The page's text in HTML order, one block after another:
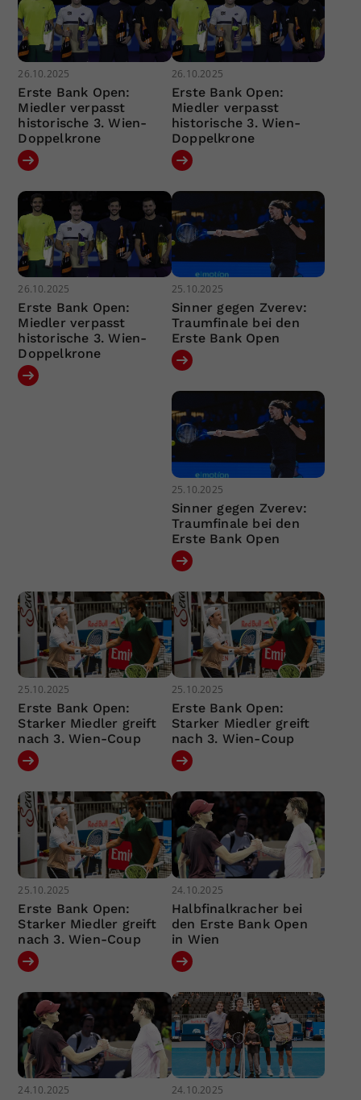
26.10.2025
Erste Bank Open:
Miedler verpasst
historische 3. Wien-
Doppelkrone
26.10.2025
Erste Bank Open:
Miedler verpasst
historische 3. Wien-
Doppelkrone
26.10.2025
Erste Bank Open:
Miedler verpasst
historische 3. Wien-
Doppelkrone
25.10.2025
Sinner gegen Zverev:
Traumfinale bei den
Erste Bank Open
25.10.2025
Sinner gegen Zverev:
Traumfinale bei den
Erste Bank Open
25.10.2025
Erste Bank Open:
Starker Miedler greift
nach 3. Wien-Coup
25.10.2025
Erste Bank Open:
Starker Miedler greift
nach 3. Wien-Coup
25.10.2025
Erste Bank Open:
Starker Miedler greift
nach 3. Wien-Coup
24.10.2025
Halbfinalkracher bei
den Erste Bank Open
in Wien
24.10.2025 24.10.2025